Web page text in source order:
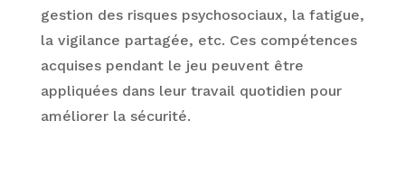
gestion des risques psychosociaux, la fatigue,
la vigilance partagée, etc. Ces compétences
acquises pendant le jeu peuvent être
appliquées dans leur travail quotidien pour
améliorer la sécurité.